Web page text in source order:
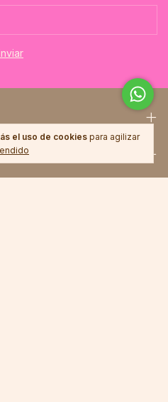
el uso de cookies para agilizar